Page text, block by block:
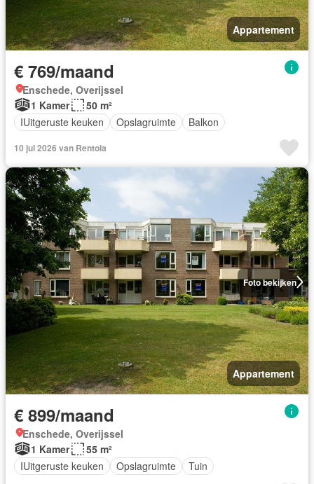
Appartement
€ 769/maand
Enschede, Overijssel
1 Kamer
50 m²
IUitgeruste keuken
Opslagruimte Balkon
10 jul 2026 van Rentola
Foto bekijken
Appartement
€ 899/maand
Enschede, Overijssel
1 Kamer
55 m²
IUitgeruste keuken
Opslagruimte Tuin